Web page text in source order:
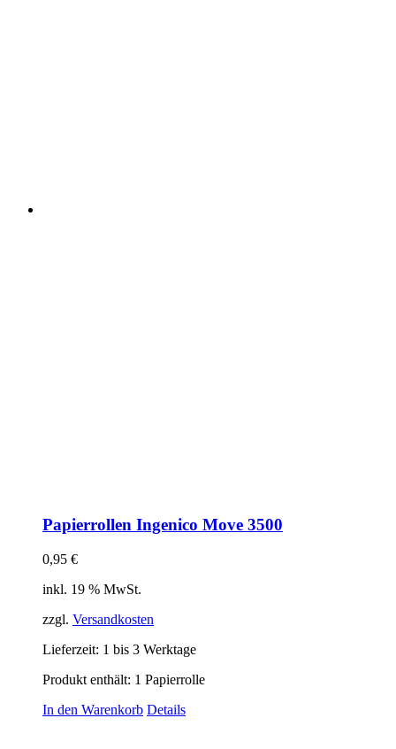
Papierrollen Ingenico Move 3500
0,95 €
inkl. 19 % MwSt.
zzgl. Versandkosten
Lieferzeit: 1 bis 3 Werktage
Produkt enthält: 1 Papierrolle
In den Warenkorb Details